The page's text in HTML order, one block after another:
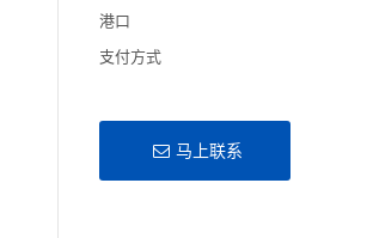
港口
支付方式
马上联系